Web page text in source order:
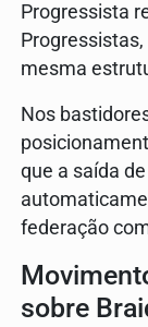
Progressista
mesma
Nos
que a saída
federação
sobre